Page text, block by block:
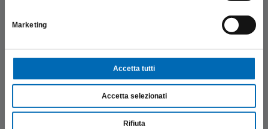
Marketing
Accetta tutti
Accetta selezionati
Rifiuta